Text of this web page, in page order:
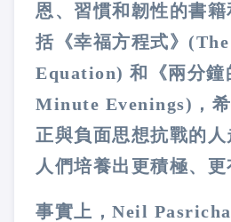
恩、習慣和韌性的書
括《幸福方程式》
Equation) 和《兩分鐘
Minute Evenings)，
正與負面思想抗戰的
人們培養出更積極、更
事實上，Neil